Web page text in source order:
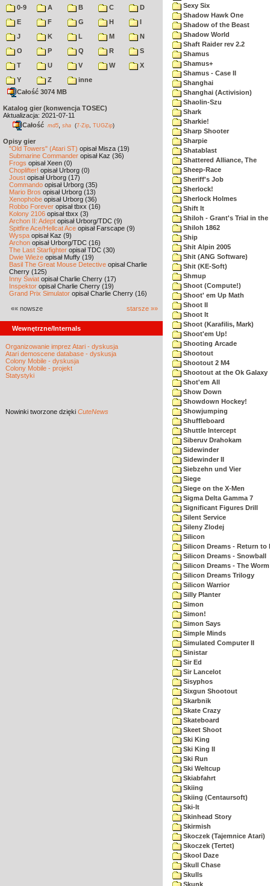
0-9 A B C
D
E
F G H
I
J
K L M
N
O
P Q R
S
T
U V W
X
Y
Z
inne
Całość 3074 MB
Katalog gier (konwencja TOSEC)
Aktualizacja: 2021-07-11
Całość md5 sha (7-Zip TUGZip)
Opisy gier
"Old Towers" (Atari ST) opisał Misza (19)
Submarine Commander opisał Kaz (36)
Frogs opisał Xeen (0)
Choplifter! opisał Urborg (0)
Joust opisał Urborg (17)
Commando opisał Urborg (35)
Mario Bros opisał Urborg (13)
Xenophobe opisał Urborg (36)
Robbo Forever opisał tbxx (16)
Kolony 2106 opisał tbxx (3)
Archon II: Adept opisał Urborg/TDC (9)
Spitfire Ace/Hellcat Ace opisał Farscape (9)
Wyspa opisał Kaz (9)
Archon opisał Urborg/TDC (16)
The Last Starfighter opisał TDC (30)
Dwie Wieże opisał Muffy (19)
Basil The Great Mouse Detective opisał Charlie
Cherry (125)
Inny Świat opisał Charlie Cherry (17)
Inspektor opisał Charlie Cherry (19)
Grand Prix Simulator opisał Charlie Cherry (16)
«« nowsze starsze »»
Wewnętrzne/Internals
Organizowanie imprez Atari - dyskusja
Atari demoscene database - dyskusja
Colony Mobile - dyskusja
Colony Mobile - projekt
Statystyki
Nowinki tworzone dzięki CuteNews
Sexy Six
Shadow Hawk One
Shadow of the Beast
Shadow World
Shaft Raider rev 2.2
Shamus
Shamus+
Shamus - Case II
Shanghai
Shanghai (Activision)
Shaolin-Szu
Shark
Sharkie!
Sharp Shooter
Sharpie
Shatablast
Shattered Alliance, The
Sheep-Race
Sheriff's Job
Sherlock!
Sherlock Holmes
Shift It
Shiloh - Grant's Trial in the
Shiloh 1862
Ship
Shit Alpin 2005
Shit (ANG Software)
Shit (KE-Soft)
Shmup
Shoot (Compute!)
Shoot' em Up Math
Shoot II
Shoot It
Shoot (Karafilis, Mark)
Shoot'em Up!
Shooting Arcade
Shootout
Shootout 2 M4
Shootout at the Ok Galaxy
Shot'em All
Show Down
Showdown Hockey!
Showjumping
Shuffleboard
Shuttle Intercept
Siberuv Drahokam
Sidewinder
Sidewinder II
Siebzehn und Vier
Siege
Siege on the X-Men
Sigma Delta Gamma 7
Significant Figures Drill
Silent Service
Sileny Zlodej
Silicon
Silicon Dreams - Return to
Silicon Dreams - Snowball
Silicon Dreams - The
Silicon Dreams Trilogy
Silicon Warrior
Silly Planter
Simon
Simon!
Simon Says
Simple Minds
Simulated Computer II
Sinistar
Sir Ed
Sir Lancelot
Sisyphos
Sixgun Shootout
Skarbnik
Skate Crazy
Skateboard
Skeet Shoot
Ski King
Ski King II
Ski Run
Ski Weltcup
Skiabfahrt
Skiing
Skiing (Centaursoft)
Ski-It
Skinhead Story
Skirmish
Skoczek (Tajemnice Atari)
Skoczek (Tertet)
Skool Daze
Skull Chase
Skulls
Skunk